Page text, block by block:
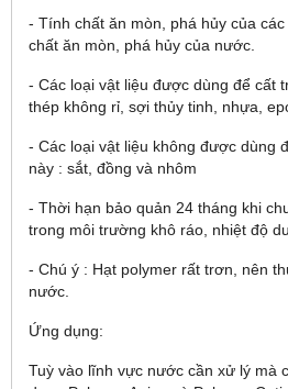
- Tính chất ăn mòn, phá hủy của
chất ăn mòn, phá hủy của nước.
- Các loại vật liệu được dùng để cất
thép không rỉ, sợi thủy tinh, nhựa,
- Các loại vật liệu không được dùng
này : sắt, đồng và nhôm
- Thời hạn bảo quản 24 tháng khi
trong môi trường khô ráo, nhiệt độ
- Chú ý : Hạt polymer rất trơn, nên
nước.
Ứng dụng:
Tuỳ vào lĩnh vực nước cần xử lý mà